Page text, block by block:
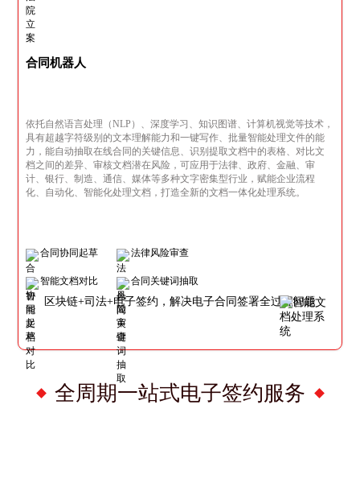
合同机器人
依托自然语言处理（NLP）、深度学习、知识图谱、计算机视觉等技术，
具有超越字符级别的文本理解能力和一键写作、批量智能处理文件的能
力，能自动抽取在线合同的关键信息、识别提取文档中的表格、对比文
档之间的差异、审核文档潜在风险，可应用于法律、政府、金融、审
计、银行、制造、通信、媒体等多种文字密集型行业，赋能企业流程
化、自动化、智能化处理文档，打造全新的文档一体化处理系统。
合同协同起草 法律风险审查
智能文档对比 合同关键词抽取
全周期一站式电子签约服务
区块链+司法+电子签约，解决电子合同签署全过程问题